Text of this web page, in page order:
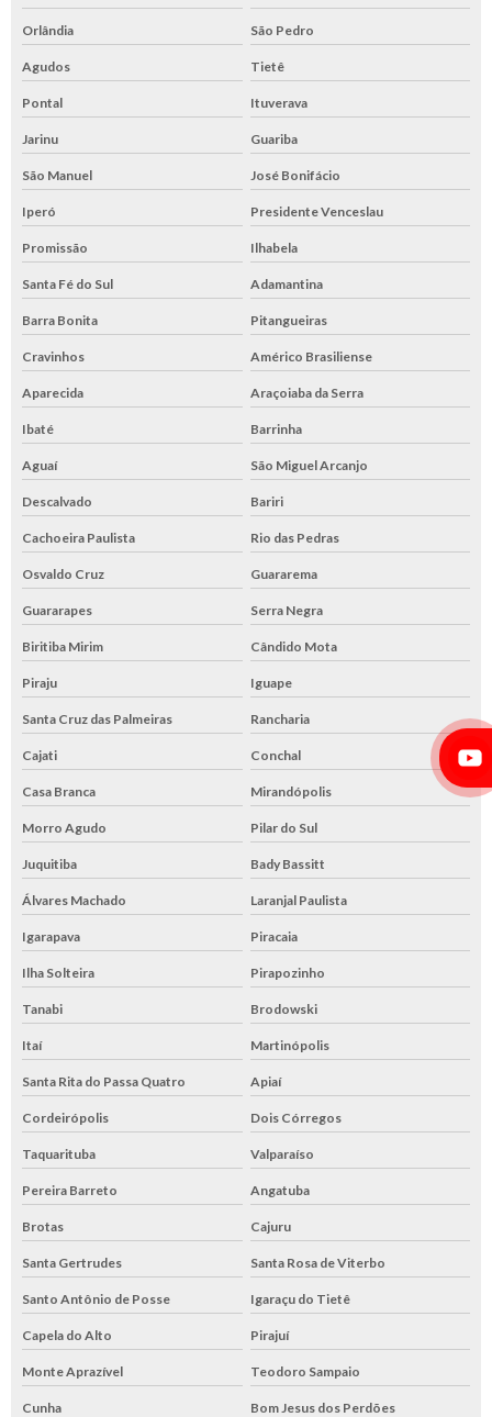
Orlândia São Pedro
Agudos Tietê
Pontal Ituverava
Jarinu Guariba
São Manuel José Bonifácio
Iperó Presidente Venceslau
Promissão Ilhabela
Santa Fé do Sul Adamantina
Barra Bonita Pitangueiras
Cravinhos Américo Brasiliense
Aparecida Araçoiaba da Serra
Ibaté Barrinha
Aguaí São Miguel Arcanjo
Descalvado Bariri
Cachoeira Paulista Rio das Pedras
Osvaldo Cruz Guararema
Guararapes Serra Negra
Biritiba Mirim Cândido Mota
Piraju Iguape
Santa Cruz das Palmeiras Rancharia
Cajati Conchal
Casa Branca Mirandópolis
Morro Agudo Pilar do Sul
Juquitiba Bady Bassitt
Álvares Machado Laranjal Paulista
Igarapava Piracaia
Ilha Solteira Pirapozinho
Tanabi Brodowski
Itaí Martinópolis
Santa Rita do Passa Quatro Apiaí
Cordeirópolis Dois Córregos
Taquarituba Valparaíso
Pereira Barreto Angatuba
Brotas Cajuru
Santa Gertrudes Santa Rosa de Viterbo
Santo Antônio de Posse Igaraçu do Tietê
Capela do Alto Pirajuí
Monte Aprazível Teodoro Sampaio
Cunha Bom Jesus dos Perdões